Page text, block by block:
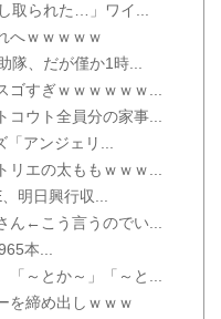
取られた…」ワイ...
へｗｗｗｗｗ
隊、だが僅か1時...
ゴすぎｗｗｗｗｗｗ...
コウト全員分の家事...
「アンジェリ...
リエの太ももｗｗｗ...
明日興行収...
ん←こう言うのでい...
本...
「～とか～」「～と...
を締め出しｗｗｗ